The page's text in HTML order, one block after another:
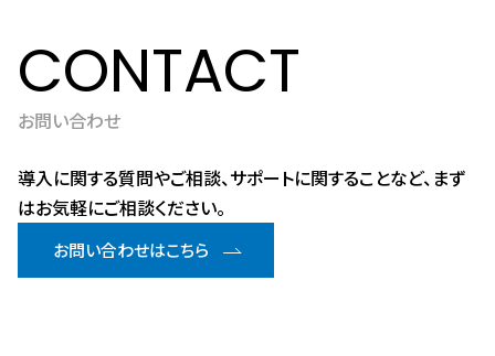
CONTACT
お問い合わせ
導入に関する質問やご相談、サポートに関することなど、まず
はお気軽にご相談ください。
お問い合わせはこちら